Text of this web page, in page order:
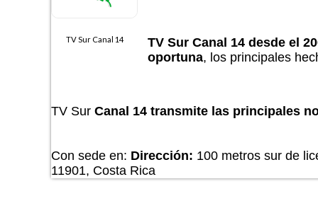
TV Sur Canal 14
TV Sur Canal 14 desde el
oportuna, los principales
TV Sur Canal 14 transmite las principales
Con sede en: Dirección: 100 metros sur de
11901, Costa Rica